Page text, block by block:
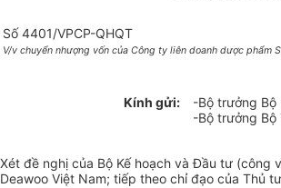
Số 4401/VPCP-QHQT
V/v chuyển nhượng vốn của Công ty liên doanh dược phẩm
Kính gửi:
-Bộ trưởng Bộ
-Bộ trưởng Bộ
Xét đề nghị của Bộ Kế hoạch và Đầu tư (công
Deawoo Việt Nam; tiếp theo chỉ đạo của Thủ